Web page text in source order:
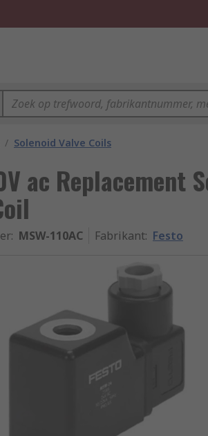
/ Solenoid Valve Coils
ac Replacement
: MSW-110AC Fabrikant: Festo